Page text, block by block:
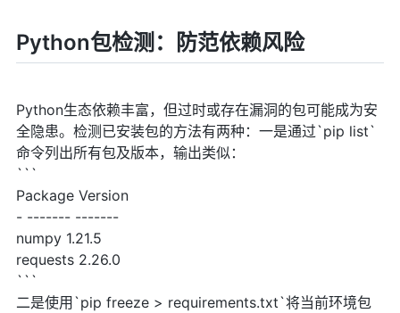
Python包检测：防范依赖风险
Python生态依赖丰富，但过时或存在漏洞的包可能成为安
全隐患。检测已安装包的方法有两种：一是通过`pip list`
命令列出所有包及版本，输出类似：
```
Package Version
- ------- -------
numpy 1.21.5
requests 2.26.0
```
二是使用`pip freeze > requirements.txt`将当前环境包